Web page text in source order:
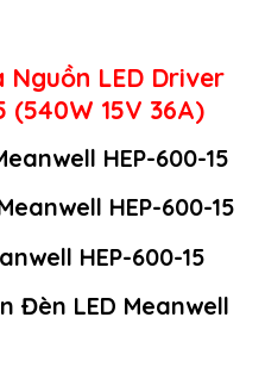
Nguồn LED Driver
(540W 15V 36A)
HEP-600-15
HEP-600-15
HEP-600-15
Đèn LED Meanwell